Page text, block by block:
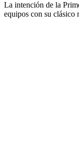
La intención de la
equipos con su clásico